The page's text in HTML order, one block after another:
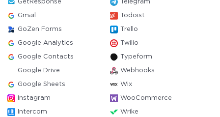
GetResponse Telegram
Gmail Todoist
GoZen Forms Trello
Google Analytics Twilio
Google Contacts Typeform
Google Drive Webhooks
Google Sheets Wix
Instagram WooCommerce
Intercom Wrike